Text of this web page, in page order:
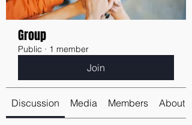
Group
Public · 1 member
Join
Discussion Media Members About